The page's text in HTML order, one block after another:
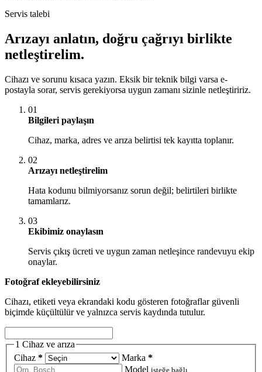
Servis talebi
Arızayı anlatın, doğru çağrıyı birlikte
netleştirelim.
Cihazı ve sorunu kısaca yazın. Eksik bir teknik bilgi varsa e-
postayla sorar, servis gerekiyorsa uygun zamanı sizinle netleştiririz.
01
Bilgileri paylaşın
Cihaz, marka, adres ve arıza belirtisi tek kayıtta toplanır.
02
Arızayı netleştirelim
Hata kodunu bilmiyorsanız sorun değil; belirtileri birlikte
tamamlarız.
03
Ekibimiz onaylasın
Servis çıkış ücreti ve uygun zaman netleşince randevuyu ekip
onaylar.
Fotoğraf ekleyebilirsiniz
Cihazı, etiketi veya ekrandaki kodu gösteren fotoğraflar güvenli
biçimde küçültülür ve yalnızca servis kaydında tutulur.
1 Cihaz ve arıza
Cihaz * Marka *
Model isteğe bağlı